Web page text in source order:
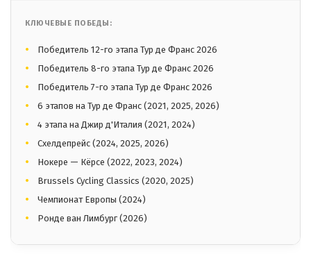
КЛЮЧЕВЫЕ ПОБЕДЫ:
Победитель 12-го этапа Тур де Франс 2026
Победитель 8-го этапа Тур де Франс 2026
Победитель 7-го этапа Тур де Франс 2026
6 этапов на Тур де Франс (2021, 2025, 2026)
4 этапа на Джир д'Италия (2021, 2024)
Схелдепрейс (2024, 2025, 2026)
Нокере — Кёрсе (2022, 2023, 2024)
Brussels Cycling Classics (2020, 2025)
Чемпионат Европы (2024)
Ронде ван Лимбург (2026)